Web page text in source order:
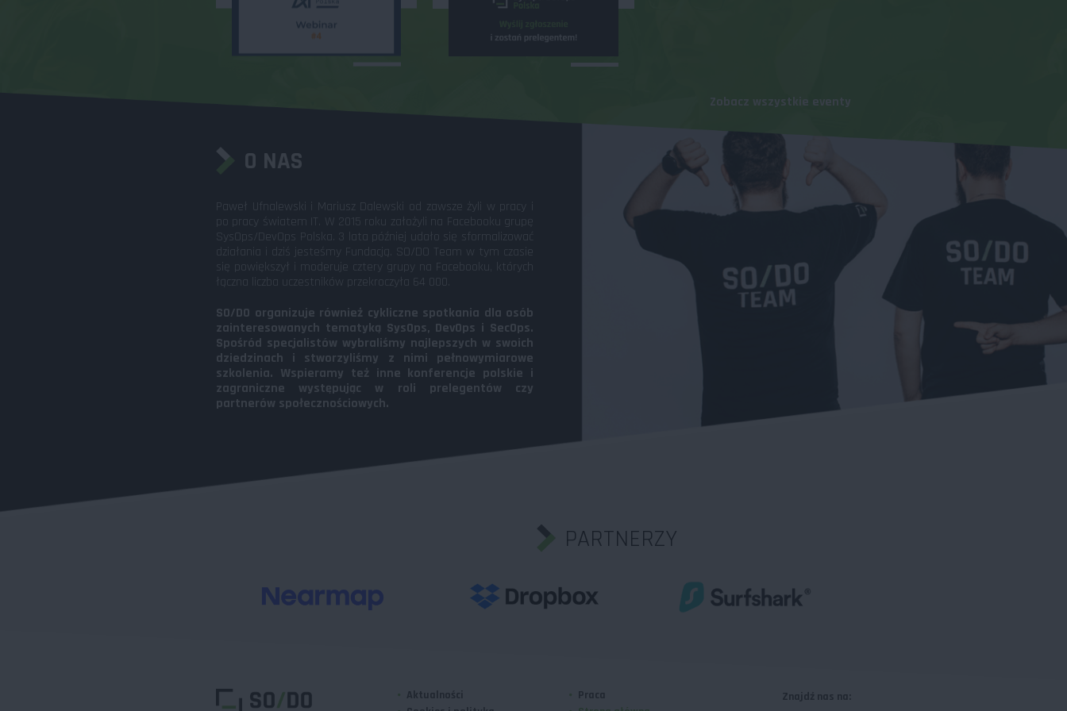
Zobacz wszystkie eventy
O NAS
Paweł Ufnalewski i Mariusz Dalewski od zawsze żyli w pracy i
po pracy światem IT. W 2015 roku założyli na Facebooku grupę
SysOps/DevOps Polska. 3 lata później udało się sformalizować
działania i dziś jesteśmy Fundacją. SO/DO Team w tym czasie
się powiększył i moderuje cztery grupy na Facebooku, których
łączna liczba uczestników przekroczyła 64 000.
SO/DO organizuje również cykliczne spotkania dla osób
zainteresowanych tematyką SysOps, DevOps i SecOps.
Spośród specjalistów wybraliśmy najlepszych w swoich
dziedzinach i stworzyliśmy z nimi pełnowymiarowe
szkolenia. Wspieramy też inne konferencje polskie i
zagraniczne występując w roli prelegentów czy
partnerów społecznościowych.
PARTNERZY
Aktualności
Praca
Znajdź nas na: